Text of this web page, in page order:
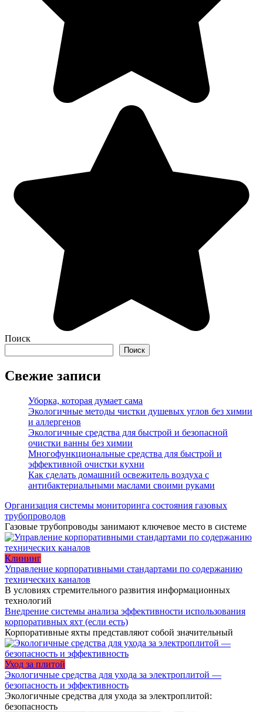
Поиск
Поиск
Свежие записи
Уборка, которая думает сама
Экологичные методы чистки душевых углов без химии
и аллергенов
Экологичные средства для быстрой и безопасной
очистки ванны без химии
Многофункциональные средства для быстрой и
эффективной очистки кухни
Как сделать домашний освежитель воздуха с
антибактериальными маслами своими руками
Организация системы мониторинга состояния газовых
трубопроводов
Газовые трубопроводы занимают ключевое место в системе
Клининг
Управление корпоративными стандартами по содержанию
технических каналов
В условиях стремительного развития информационных
технологий
Внедрение системы анализа эффективности использования
корпоративных яхт (если есть)
Корпоративные яхты представляют собой значительный
Уход за плитой
Экологичные средства для ухода за электроплитой —
безопасность и эффективность
Экологичные средства для ухода за электроплитой:
безопасность